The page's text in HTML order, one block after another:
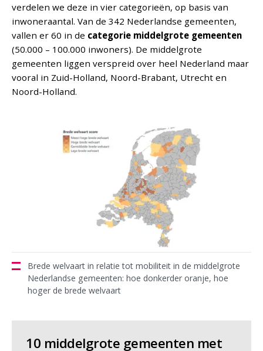
verdelen we deze in vier categorieën, op basis van
inwoneraantal. Van de 342 Nederlandse gemeenten,
vallen er 60 in de categorie middelgrote gemeenten
(50.000 – 100.000 inwoners). De middelgrote
gemeenten liggen verspreid over heel Nederland maar
vooral in Zuid-Holland, Noord-Brabant, Utrecht en
Noord-Holland.
Brede welvaart in relatie tot mobiliteit in de middelgrote
Nederlandse gemeenten: hoe donkerder oranje, hoe
hoger de brede welvaart
10 middelgrote gemeenten met